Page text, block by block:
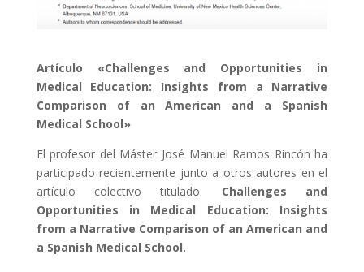
Artículo «Challenges and Opportunities in
Medical Education: Insights from a Narrative
Comparison of an American and a Spanish
Medical School»
El profesor del Máster José Manuel Ramos Rincón ha
participado recientemente junto a otros autores en el
artículo colectivo titulado: Challenges and
Opportunities in Medical Education: Insights
from a Narrative Comparison of an American and
a Spanish Medical School.